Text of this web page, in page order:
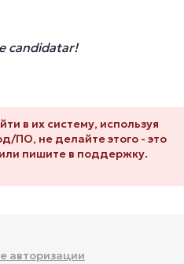
candidatar!
в их систему, используя
ПО, не делайте этого - это
пишите в поддержку.
авторизации